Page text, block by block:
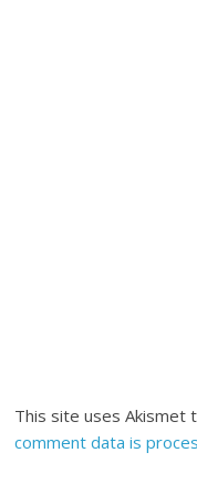
This site uses Akismet
comment data is